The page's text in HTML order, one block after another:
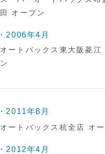
田 オープン
・2006年4月
オートバックス東大阪菱江
ン
・2011年8月
オートバックス杭全店 オ
・2012年4月